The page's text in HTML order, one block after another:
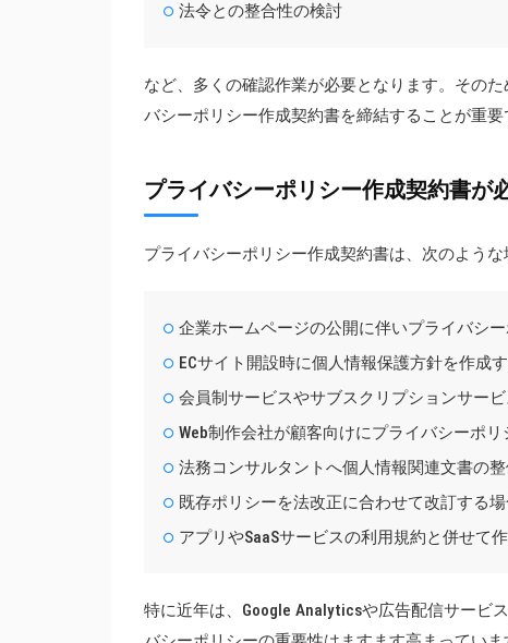
法令との整合性の検討
など、多くの確認作業が必要となります。その
バシーポリシー作成契約書を締結することが重要
プライバシーポリシー作成契約書が
プライバシーポリシー作成契約書は、次のような
企業ホームページの公開に伴いプライバシ
ECサイト開設時に個人情報保護方針を作成
会員制サービスやサブスクリプションサー
Web制作会社が顧客向けにプライバシーポ
法務コンサルタントへ個人情報関連文書の
既存ポリシーを法改正に合わせて改訂する
アプリやSaaSサービスの利用規約と併せて
特に近年は、Google Analyticsや広告配信サービ